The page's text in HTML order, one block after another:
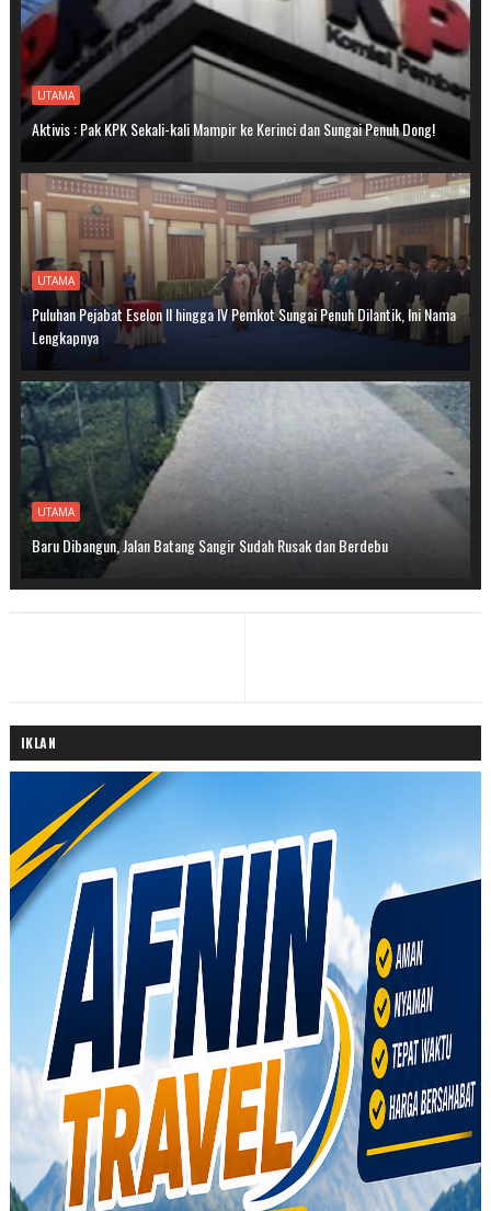
UTAMA
Aktivis : Pak KPK Sekali-kali Mampir ke Kerinci dan Sungai Penuh Dong!
UTAMA
Puluhan Pejabat Eselon II hingga IV Pemkot Sungai Penuh Dilantik, Ini Nama
Lengkapnya
UTAMA
Baru Dibangun, Jalan Batang Sangir Sudah Rusak dan Berdebu
IKLAN